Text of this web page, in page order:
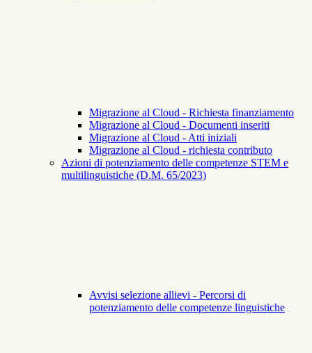
Migrazione al Cloud - Richiesta finanziamento
Migrazione al Cloud - Documenti inseriti
Migrazione al Cloud - Atti iniziali
Migrazione al Cloud - richiesta contributo
Azioni di potenziamento delle competenze STEM e
multilinguistiche (D.M. 65/2023)
Avvisi selezione allievi - Percorsi di
potenziamento delle competenze linguistiche